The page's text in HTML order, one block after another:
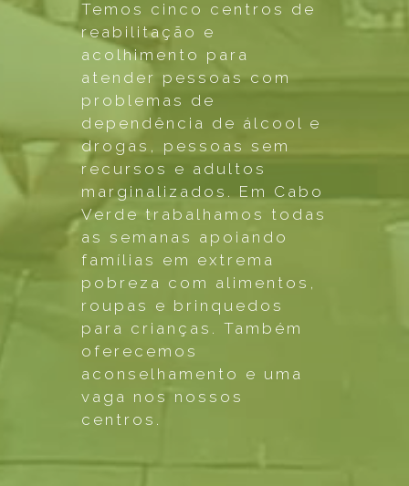
Temos cinco centros de
reabilitação e
acolhimento para
atender pessoas com
problemas de
dependência de álcool e
drogas, pessoas sem
recursos e adultos
marginalizados. Em Cabo
Verde trabalhamos todas
as semanas apoiando
famílias em extrema
pobreza com alimentos,
roupas e brinquedos
para crianças. Também
oferecemos
aconselhamento e uma
vaga nos nossos
centros.